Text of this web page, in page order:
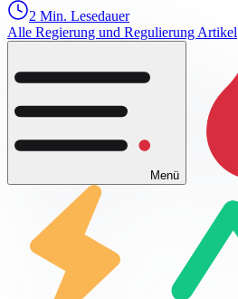
2 Min. Lesedauer
Alle Regierung und Regulierung Artikel
Menü